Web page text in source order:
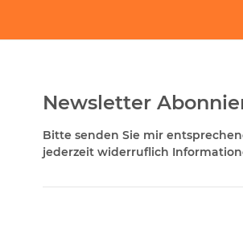
Newsletter
Bitte senden Sie mir
jederzeit widerruflich